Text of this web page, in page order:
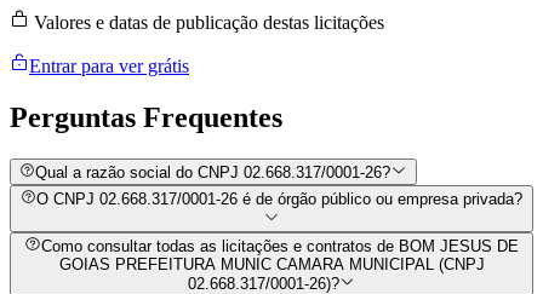
Valores e datas de publicação destas licitações
Entrar para ver grátis
Perguntas Frequentes
Qual a razão social do CNPJ 02.668.317/0001-26?
O CNPJ 02.668.317/0001-26 é de órgão público ou empresa privada?
Como consultar todas as licitações e contratos de BOM JESUS DE
GOIAS PREFEITURA MUNIC CAMARA MUNICIPAL (CNPJ
02.668.317/0001-26)?